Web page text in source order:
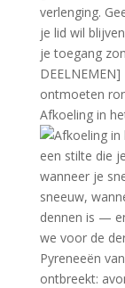
Afkoeling in